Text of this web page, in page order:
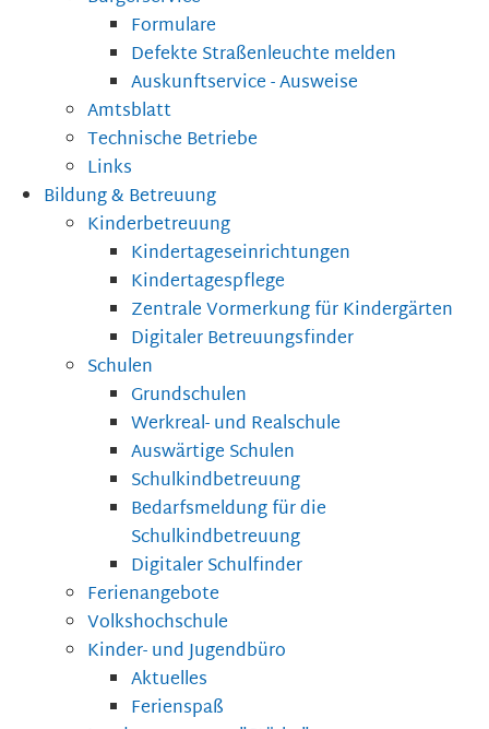
Formulare
Defekte Straßenleuchte melden
Auskunftservice - Ausweise
Amtsblatt
Technische Betriebe
Links
Bildung & Betreuung
Kinderbetreuung
Kindertageseinrichtungen
Kindertagespflege
Zentrale Vormerkung für Kindergärten
Digitaler Betreuungsfinder
Schulen
Grundschulen
Werkreal- und Realschule
Auswärtige Schulen
Schulkindbetreuung
Bedarfsmeldung für die
Schulkindbetreuung
Digitaler Schulfinder
Ferienangebote
Volkshochschule
Kinder- und Jugendbüro
Aktuelles
Ferienspaß